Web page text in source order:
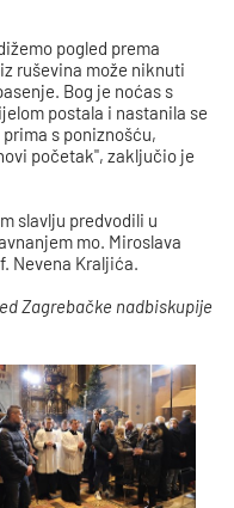
pogled prema
ruševina može niknuti
Bog je noćas s
postala i nastanila se
prima s poniznošću,
početak", zaključio je
slavlju predvodili u
mo. Miroslava
Nevena Kraljića.
Zagrebačke nadbiskupije